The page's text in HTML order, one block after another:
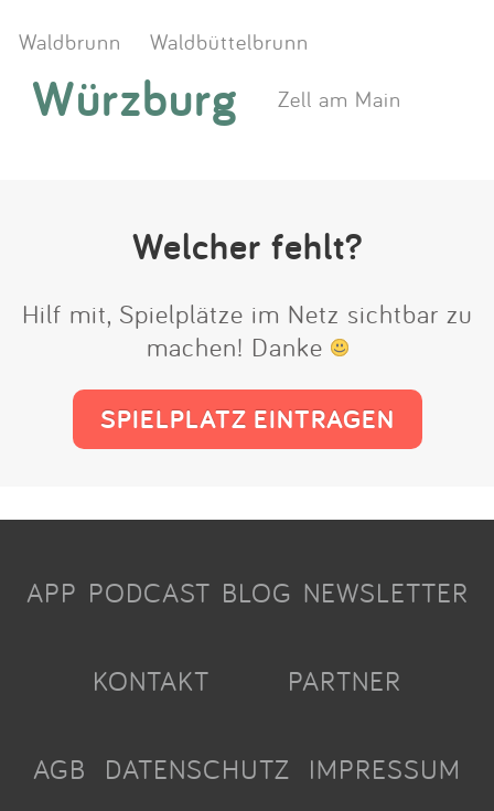
Waldbrunn
Waldbüttelbrunn
Würzburg Zell am Main
Welcher fehlt?
Hilf mit, Spielplätze im Netz sichtbar zu
machen! Danke
SPIELPLATZ EINTRAGEN
APP PODCAST BLOG NEWSLETTER
KONTAKT PARTNER
AGB DATENSCHUTZ IMPRESSUM